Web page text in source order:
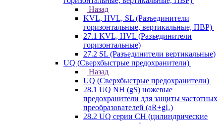
Назад
KVL, HVL, SL (Разъединители
горизонтальные, вертикальные, ПВР)
27.1 KVL, HVL (Разъединители
горизонтальные)
27.2 SL (Разъединители вертикальные)
UQ (Сверхбыстрые предохранители)
Назад
UQ (Сверхбыстрые предохранители)
28.1 UQ NH (gS) ножевые
предохранители для защиты частотных
преобразователей (aR+gL)
28.2 UQ серии CH (цилиндрические